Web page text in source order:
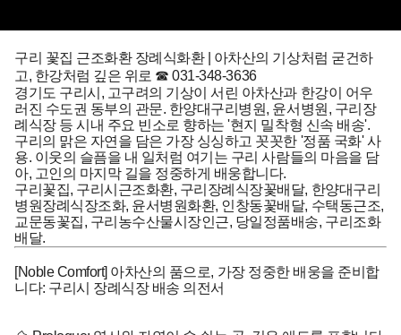
구리 꽃집 근조화환 장례식화환 | 아차산의 기상처럼 굳건하
고, 한강처럼 깊은 위로 ☎ 031-348-3636
경기도 구리시, 고구려의 기상이 서린 아차산과 한강이 어우
러진 수도권 동부의 관문. 한양대구리병원, 윤서병원, 구리장
례식장 등 시내 주요 빈소로 향하는 '현지 밀착형 신속 배송'.
구리의 맑은 자연을 담은 가장 싱싱하고 꼿꼿한 '정품 국화' 사
용. 이웃의 슬픔을 내 일처럼 여기는 구리 사람들의 마음을 담
아, 고인의 마지막 길을 정중하게 배웅합니다.
구리꽃집, 구리시근조화환, 구리장례식장꽃배달, 한양대구리
병원장례식장조화, 윤서병원화환, 인창동꽃배달, 수택동근조,
교문동꽃집, 구리농수산물시장인근, 당일정품배송, 구리조화
배달.
[Noble Comfort] 아차산의 품으로, 가장 정중한 배웅을 준비합
니다: 구리시 장례식장 배송 의전서